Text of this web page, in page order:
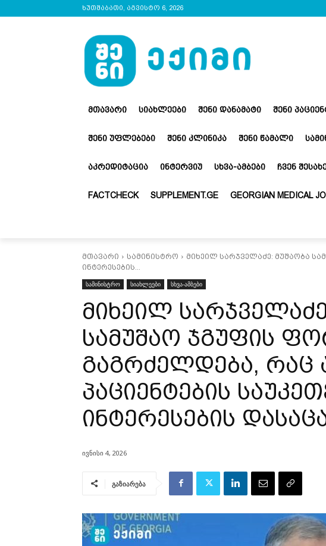
ხუთშაბათი, აგვისტო 6, 2026
ᲛᲗᲐᲕᲐᲠᲘ ᲡᲘᲐᲮᲚᲔᲔᲑᲘ ᲨᲔᲜᲘ ᲓᲐᲜᲐᲛᲐᲢᲘ ᲨᲔᲜᲘ
ᲨᲔᲜᲘ ᲣᲤᲚᲔᲑᲔᲑᲘ ᲨᲔᲜᲘ ᲙᲚᲘᲜᲘᲙᲐ ᲨᲔᲜᲘ ᲬᲐᲛᲐᲚᲘ
ᲐᲙᲠᲔᲓᲘᲢᲐᲪᲘᲐ ᲘᲜᲢᲔᲠᲕᲘᲣ ᲡᲮᲕᲐ-ᲐᲛᲑᲔᲑᲘ ᲩᲕᲔᲜ
FACTCHECK SUPPLEMENT.GE GEORGIAN MEDICAL
მთავარი სამინისტრო
მიხეილ სარჯველაძე: მუშაობა
ინტერესების...
სამინისტრო
სიახლეები სხვა-ამბები
მიხეილ
სამუშაო ჯგუფის
გაგრძელდება, რაც
პაციენტების
ინტერესების
ივნისი 4, 2026
გაზიარება